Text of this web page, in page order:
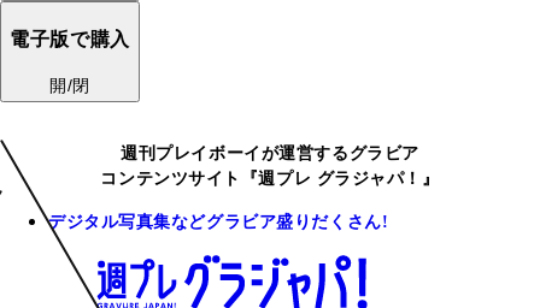
電子版で購入
開/閉
週刊プレイボーイが運営するグラビア
コンテンツサイト『週プレ グラジャパ！』
デジタル写真集などグラビア盛りだくさん!